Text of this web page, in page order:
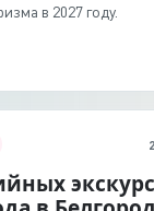
в 2027 году.